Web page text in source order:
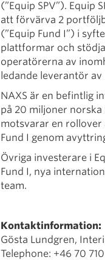
(”Equip SPV”). Equip
att förvärva 2
(”Equip Fund I”) i
plattformar och
operatörerna av
ledande leverantör
NAXS är en befintlig
på 20 miljoner norska
motsvarar en rollover
Fund I genom
Övriga investerare i
Fund I, nya
team.
Kontaktinformation:
Gösta Lundgren,
Telephone: +46 70